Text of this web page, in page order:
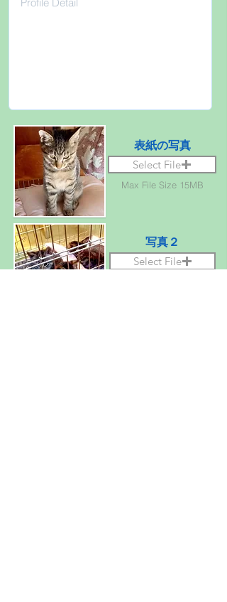
表紙の写真
Select File
Max File Size 15MB
写真２
Select File